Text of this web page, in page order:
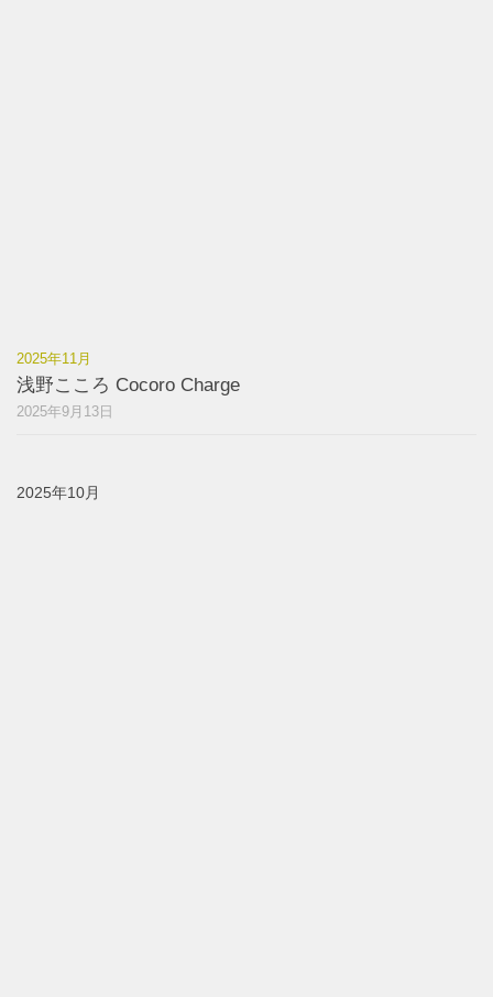
2025年11月
浅野こころ Cocoro Charge
2025年9月13日
2025年10月